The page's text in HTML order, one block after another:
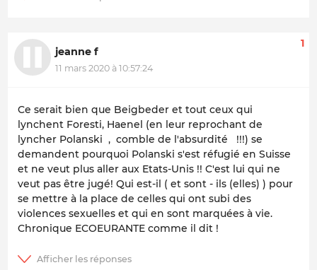
jeanne f
11 mars 2020 à 10:57:24
1
Ce serait bien que Beigbeder et tout ceux qui
lynchent Foresti, Haenel (en leur reprochant de
lyncher Polanski , comble de l'absurdité !!!) se
demandent pourquoi Polanski s'est réfugié en Suisse
et ne veut plus aller aux Etats-Unis !! C'est lui qui ne
veut pas être jugé! Qui est-il ( et sont - ils (elles) ) pour
se mettre à la place de celles qui ont subi des
violences sexuelles et qui en sont marquées à vie.
Chronique ECOEURANTE comme il dit !